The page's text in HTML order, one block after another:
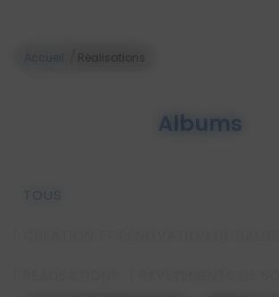
Réalisations
Albums
TOUS